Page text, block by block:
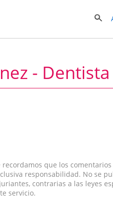
- Dentista
recordamos que los
responsabilidad. No se
contrarias a las leyes
servicio.